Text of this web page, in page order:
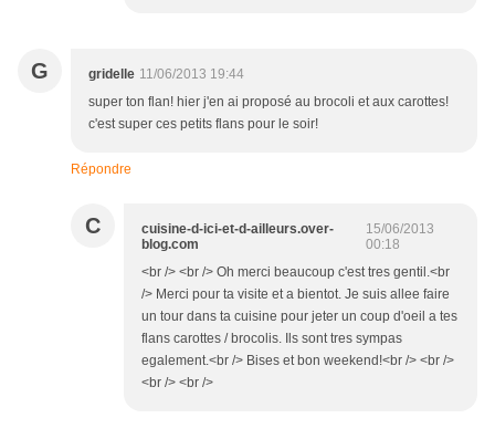
G gridelle 11/06/2013 19:44
super ton flan! hier j'en ai proposé au brocoli et aux carottes!
c'est super ces petits flans pour le soir!
Répondre
C
cuisine-d-ici-et-d-ailleurs.over-
blog.com
15/06/2013
00:18
<br /> <br /> Oh merci beaucoup c'est tres gentil.<br
/> Merci pour ta visite et a bientot. Je suis allee faire
un tour dans ta cuisine pour jeter un coup d'oeil a tes
flans carottes / brocolis. Ils sont tres sympas
egalement.<br /> Bises et bon weekend!<br /> <br />
<br /> <br />